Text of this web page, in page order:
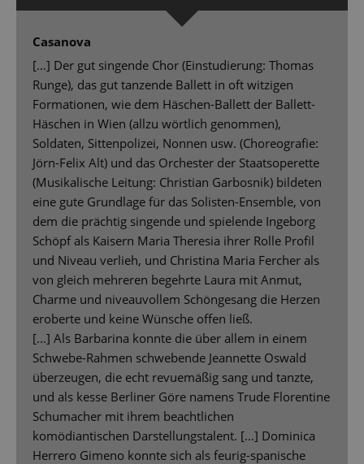
Casanova
[…] Der gut singende Chor (Einstudierung: Thomas
Runge), das gut tanzende Ballett in oft witzigen
Formationen, wie dem Häschen-Ballett der Ballett-
Häschen in Wien (allzu wörtlich genommen),
Soldaten, Sittenpolizei, Nonnen usw. (Choreografie:
Jörn-Felix Alt) und das Orchester der Staatsoperette
(Musikalische Leitung: Christian Garbosnik) bildeten
eine gute Grundlage für das Solisten-Ensemble, von
dem die prächtig singende und spielende Ingeborg
Schöpf als Kaisern Maria Theresia ihrer Rolle Profil
und Niveau verlieh, und Christina Maria Fercher als
von gleich mehreren begehrte Laura mit Anmut,
Charme und niveauvollem Schöngesang die Herzen
eroberte und keine Wünsche offen ließ.
[...] Als Barbarina konnte die über allem in einem
Schwebe-Rahmen schwebende Jeannette Oswald
überzeugen, die echt revuemäßig sang und tanzte,
und als kesse Berliner Göre namens Trude Florentine
Schumacher mit ihrem beachtlichen
komödiantischen Darstellungstalent. […] Dominica
Herrero Gimeno konnte sich als feurig-spanische